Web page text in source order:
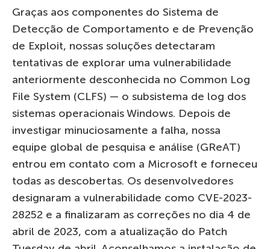
Graças aos componentes do Sistema de
Detecção de Comportamento e de Prevenção
de Exploit, nossas soluções detectaram
tentativas de explorar uma vulnerabilidade
anteriormente desconhecida no Common Log
File System (CLFS) — o subsistema de log dos
sistemas operacionais Windows. Depois de
investigar minuciosamente a falha, nossa
equipe global de pesquisa e análise (GReAT)
entrou em contato com a Microsoft e forneceu
todas as descobertas. Os desenvolvedores
designaram a vulnerabilidade como CVE-2023-
28252 e a finalizaram as correções no dia 4 de
abril de 2023, com a atualização do Patch